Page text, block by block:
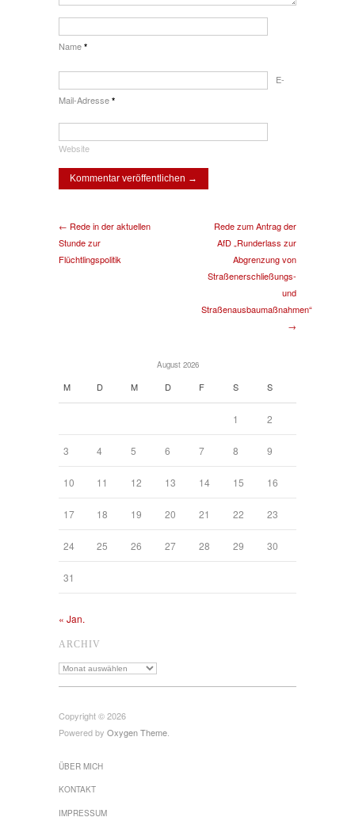
Name *
E-
Mail-Adresse *
Website
← Rede in der aktuellen
Stunde zur
Flüchtlingspolitik
Rede zum Antrag der
AfD „Runderlass zur
Abgrenzung von
Straßenerschließungs-
und
Straßenausbaumaßnahmen“
→
August 2026
M D M D F S S
1 2
3 4 5 6 7 8 9
10 11 12 13 14 15 16
17 18 19 20 21 22 23
24 25 26 27 28 29 30
31
« Jan.
ARCHIV
Archiv
Copyright © 2026
Powered by Oxygen Theme
ÜBER MICH
KONTAKT
IMPRESSUM